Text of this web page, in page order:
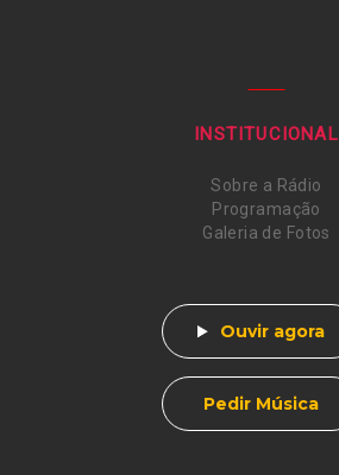
INSTITUCIONAL
Sobre a Rádio
Programação
Galeria de Fotos
Ouvir agora
Pedir Música